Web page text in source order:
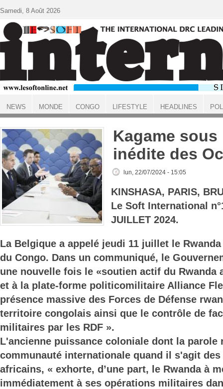
ACCUEIL
Kagame
inédite des
lun, 22/07/2024 - 15:05
KINSHASA, PARIS,
Le Soft International
JUILLET 2024.
La Belgique a appelé jeudi 11 juillet le
du Congo. Dans un communiqué, le
une nouvelle fois le «soutien actif du Rwanda
et à la plate-forme politicomilitaire Alliance
présence massive des Forces de Défense
territoire congolais ainsi que le contrôle de
militaires par les RDF ».
L'ancienne puissance coloniale dont la parole
communauté internationale quand il s'agit
africains, « exhorte, d’une part, le Rwanda à
immédiatement à ses opérations militaires
Samedi, 8 Août 2026
NEWS MONDE CONGO LIFESTYLE HEADLINES